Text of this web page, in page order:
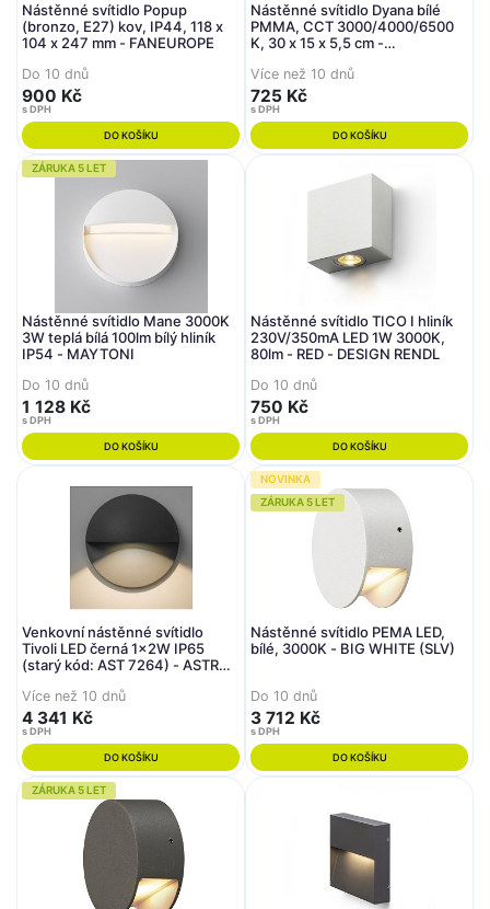
Nástěnné svítidlo Popup
(bronzo, E27) kov, IP44, 118 x
104 x 247 mm - FANEUROPE
Do 10 dnů
900 Kč
s DPH
DO KOŠÍKU
Nástěnné svítidlo Dyana bílé
PMMA, CCT 3000/4000/6500
K, 30 x 15 x 5,5 cm -
Více než 10 dnů
725 Kč
s DPH
DO KOŠÍKU
ZÁRUKA 5 LET
Nástěnné svítidlo Mane 3000K
3W teplá bílá 100lm bílý hliník
IP54 - MAYTONI
Do 10 dnů
1 128 Kč
s DPH
DO KOŠÍKU
Nástěnné svítidlo TICO I hliník
230V/350mA LED 1W 3000K,
80lm - RED - DESIGN RENDL
Do 10 dnů
750 Kč
s DPH
DO KOŠÍKU
Venkovní nástěnné svítidlo
Tivoli LED černá 1x2W IP65
(starý kód: AST 7264) - ASTRO
Více než 10 dnů
4 341 Kč
s DPH
DO KOŠÍKU
NOVINKA
ZÁRUKA 5 LET
Nástěnné svítidlo PEMA LED,
bílé, 3000K - BIG WHITE (SLV)
Do 10 dnů
3 712 Kč
s DPH
DO KOŠÍKU
ZÁRUKA 5 LET